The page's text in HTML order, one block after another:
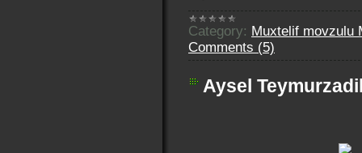
Category: Muxtelif movzulu
Comments (5)
Aysel